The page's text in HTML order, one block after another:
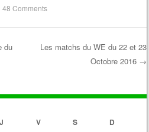
|48 Comments
du
Les matchs du WE du 22 et 23
Octobre 2016 →
J V S D